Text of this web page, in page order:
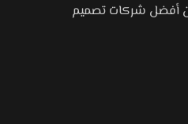
أفضل شركات تصميم